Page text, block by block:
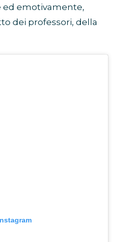
emotivamente,
dei professori, della